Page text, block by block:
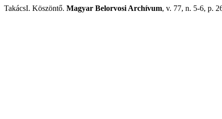
TakácsI. Köszöntő. Magyar Belorvosi Archívum, v. 77, n. 5-6, p.